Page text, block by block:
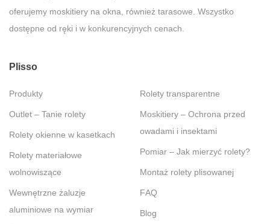
oferujemy moskitiery na okna, również tarasowe. Wszystko
dostępne od ręki i w konkurencyjnych cenach.
Plisso
Produkty
Outlet – Tanie rolety
Rolety okienne w kasetkach
Rolety materiałowe
wolnowiszące
Wewnętrzne żaluzje
aluminiowe na wymiar
Rolety transparentne
Moskitiery – Ochrona przed
owadami i insektami
Pomiar – Jak mierzyć rolety?
Montaż rolety plisowanej
FAQ
Blog